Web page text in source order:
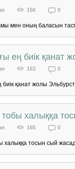
150 0
мен оның баласын
ең биік қанат
163 0
биік қанат жолы
халыққа
165 0
халыққа тосын сый